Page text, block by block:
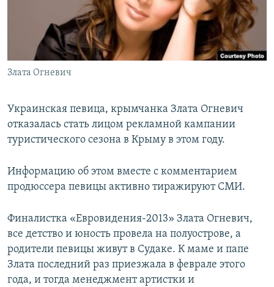
ПОБЕДИТЕЛЕЙ НЕ СУДЯТ?
КРЫМ.НЕПОКОРЕННЫЙ
ELIFBE
УКРАИНСКАЯ ПРОБЛЕМА КРЫМА
ПРИСОЕДИНЯЙТЕСЬ!
Злата Огневич
Украинская певица, крымчанка Злата Огневич
отказалась стать лицом рекламной кампании
туристического сезона в Крыму в этом году.
Информацию об этом вместе с комментарием
продюссера певицы активно тиражируют СМИ.
Финалистка «Евровидения-2013» Злата Огневич,
все детство и юность провела на полуострове, а
родители певицы живут в Судаке. К маме и папе
Злата последний раз приезжала в феврале этого
года, и тогда менеджмент артистки и